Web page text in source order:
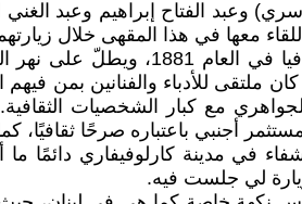
معها في هذا المقهى خلال
كان ملتقى للأدباء والفنانين بمن
أجنبي باعتباره صرحًا ثقافيًا،
في مدينة كارلوفيفاري